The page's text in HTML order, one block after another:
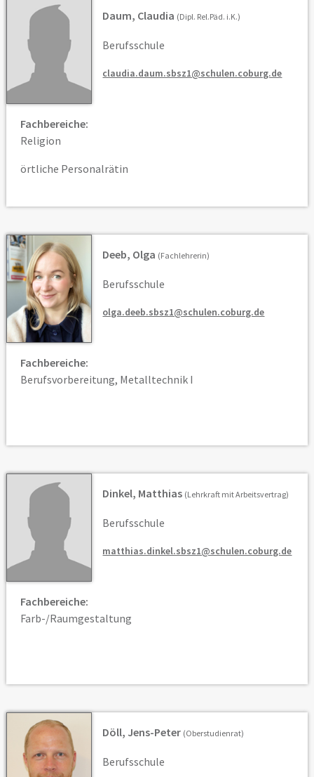
Daum, Claudia (Dipl. Rel.Päd. i.K.)
Berufsschule
claudia.daum.sbsz1@schulen.coburg.de
Fachbereiche:
Religion
örtliche Personalrätin
Deeb, Olga (Fachlehrerin)
Berufsschule
olga.deeb.sbsz1@schulen.coburg.de
Fachbereiche:
Berufsvorbereitung, Metalltechnik I
Dinkel, Matthias (Lehrkraft mit Arbeitsvertrag)
Berufsschule
matthias.dinkel.sbsz1@schulen.coburg.de
Fachbereiche:
Farb-/Raumgestaltung
Döll, Jens-Peter (Oberstudienrat)
Berufsschule